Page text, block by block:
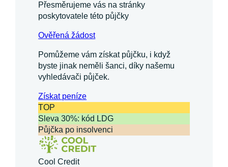
Přesměrujeme vás na stránky
poskytovatele této půjčky
Ověřená žádost
Pomůžeme vám získat půjčku, i když
byste jinak neměli šanci, díky našemu
vyhledávači půjček.
Získatpeníze
TOP
Sleva 30%: kód LDG
Půjčka po insolvenci
Cool Credit